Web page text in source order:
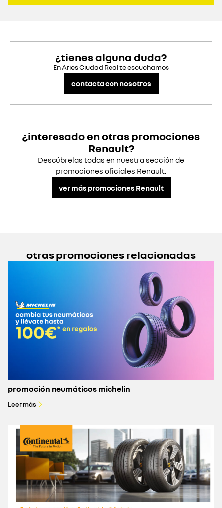
¿tienes alguna duda?
En Aries Ciudad Real te escuchamos
contacta con nosotros
¿interesado en otras promociones
Renault?
Descúbrelas todas en nuestra sección de
promociones oficiales Renault.
ver más promociones Renault
otras promociones relacionadas
promoción neumáticos michelin
Leer más